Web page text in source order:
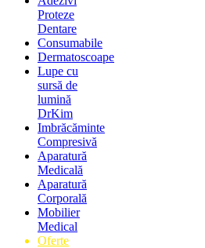
Proteze
Dentare
Consumabile
Dermatoscoape
Lupe cu
sursă de
lumină
DrKim
Imbrăcăminte
Compresivă
Aparatură
Medicală
Aparatură
Corporală
Mobilier
Medical
Oferte